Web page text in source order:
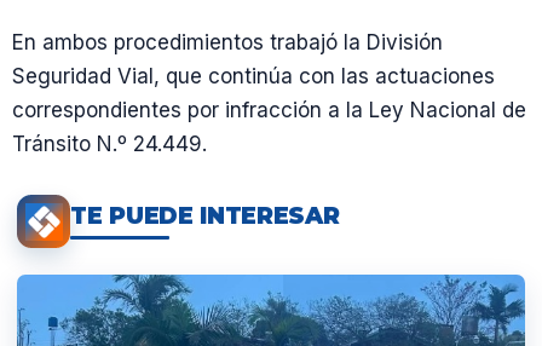
En ambos procedimientos trabajó la División
Seguridad Vial, que continúa con las actuaciones
correspondientes por infracción a la Ley Nacional de
Tránsito N.º 24.449.
TE PUEDE INTERESAR